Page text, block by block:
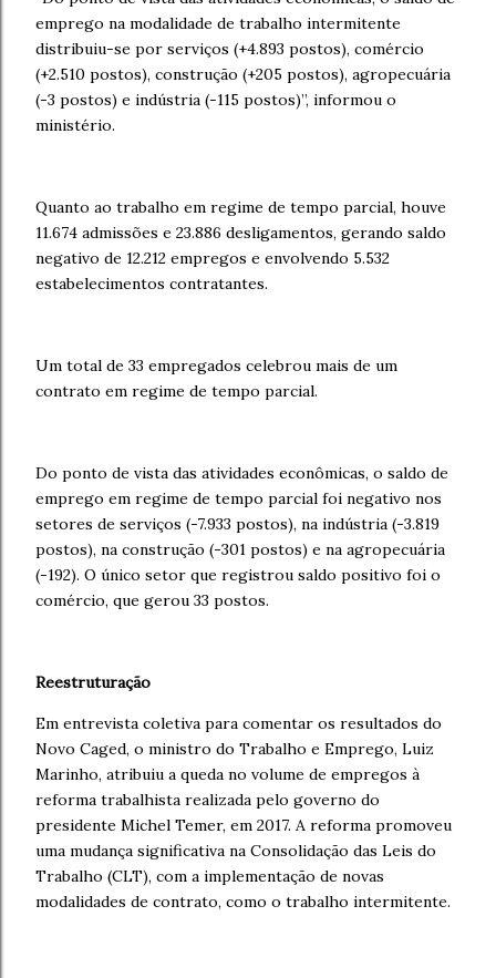
emprego na modalidade de trabalho intermitente
distribuiu-se por serviços (+4.893 postos), comércio
(+2.510 postos), construção (+205 postos), agropecuária
(-3 postos) e indústria (-115 postos)”, informou o
ministério.
Quanto ao trabalho em regime de tempo parcial, houve
11.674 admissões e 23.886 desligamentos, gerando saldo
negativo de 12.212 empregos e envolvendo 5.532
estabelecimentos contratantes.
Um total de 33 empregados celebrou mais de um
contrato em regime de tempo parcial.
Do ponto de vista das atividades econômicas, o saldo de
emprego em regime de tempo parcial foi negativo nos
setores de serviços (-7.933 postos), na indústria (-3.819
postos), na construção (-301 postos) e na agropecuária
(-192). O único setor que registrou saldo positivo foi o
comércio, que gerou 33 postos.
Reestruturação
Em entrevista coletiva para comentar os resultados do
Novo Caged, o ministro do Trabalho e Emprego, Luiz
Marinho, atribuiu a queda no volume de empregos à
reforma trabalhista realizada pelo governo do
presidente Michel Temer, em 2017. A reforma promoveu
uma mudança significativa na Consolidação das Leis do
Trabalho (CLT), com a implementação de novas
modalidades de contrato, como o trabalho intermitente.